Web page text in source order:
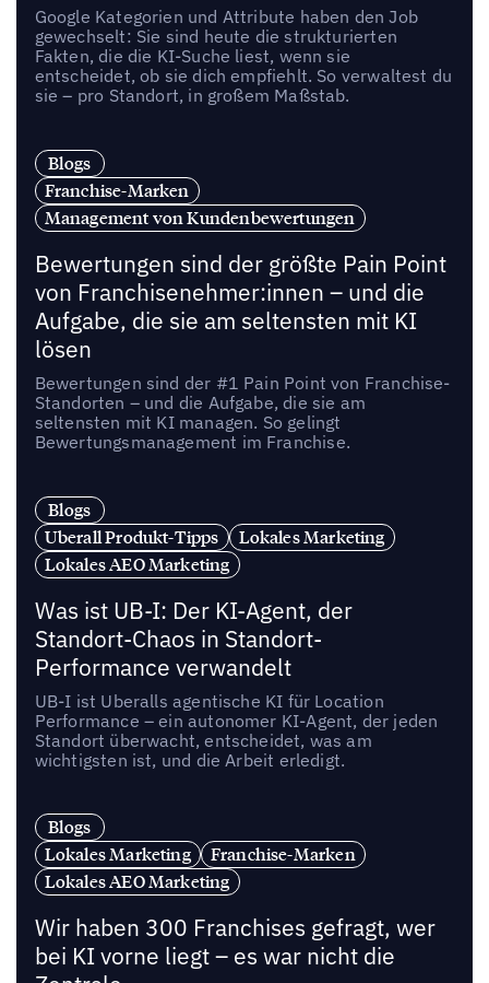
Google Kategorien und Attribute haben den Job
gewechselt: Sie sind heute die strukturierten
Fakten, die die KI-Suche liest, wenn sie
entscheidet, ob sie dich empfiehlt. So verwaltest du
sie – pro Standort, in großem Maßstab.
Blogs
Franchise-Marken
Management von Kundenbewertungen
Bewertungen sind der größte Pain Point
von Franchisenehmer:innen – und die
Aufgabe, die sie am seltensten mit KI
lösen
Bewertungen sind der #1 Pain Point von Franchise-
Standorten – und die Aufgabe, die sie am
seltensten mit KI managen. So gelingt
Bewertungsmanagement im Franchise.
Blogs
Uberall Produkt-Tipps
Lokales Marketing
Lokales AEO Marketing
Was ist UB-I: Der KI-Agent, der
Standort-Chaos in Standort-
Performance verwandelt
UB-I ist Uberalls agentische KI für Location
Performance – ein autonomer KI-Agent, der jeden
Standort überwacht, entscheidet, was am
wichtigsten ist, und die Arbeit erledigt.
Blogs
Lokales Marketing
Franchise-Marken
Lokales AEO Marketing
Wir haben 300 Franchises gefragt, wer
bei KI vorne liegt – es war nicht die